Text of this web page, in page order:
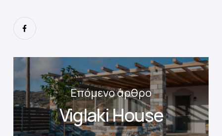
Επόμενο άρθρο
Viglaki House